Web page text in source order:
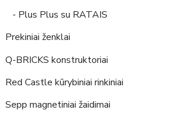
- Plus Plus su RATAIS
Prekiniai ženklai
Q-BRICKS konstruktoriai
Red Castle kūrybiniai rinkiniai
Sepp magnetiniai žaidimai